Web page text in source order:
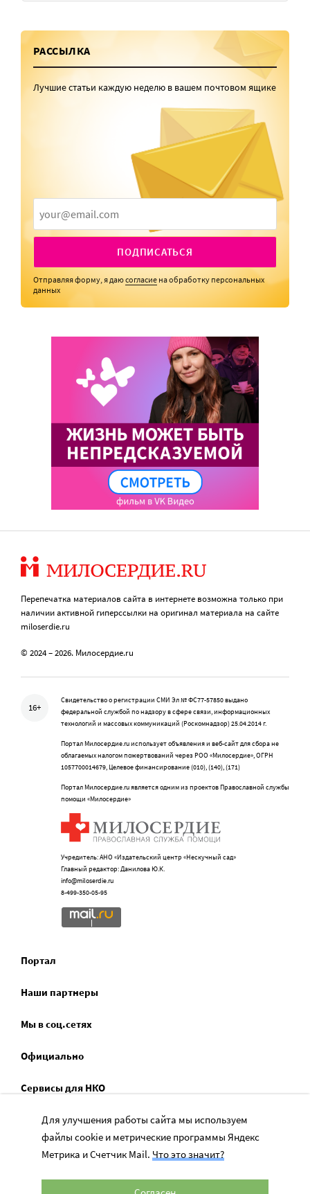
РАССЫЛКА
Лучшие статьи каждую неделю в вашем почтовом ящике
ПОДПИСАТЬСЯ
Отправляя форму, я даюсогласие на обработку персональных
данных
Перепечатка материалов сайта в интернете возможна только при
наличии активной гиперссылки на оригинал материала на сайте
miloserdie.ru
© 2024 – 2026. Милосердие.ru
16+
Свидетельство о регистрации СМИ Эл № ФС77-57850 выдано
федеральной службой по надзору в сфере связи, информационных
технологий и массовых коммуникаций (Роскомнадзор) 25.04.2014 г.
Портал Милосердие.ru использует объявления и веб-сайт для сбора не
облагаемых налогом пожертвований через РОО «Милосердие», ОГРН
1057700014679, Целевое финансирование (010), (140), (171)
Портал Милосердие.ru является одним из проектов Православной службы
помощи «Милосердие»
Учредитель: АНО «Издательский центр «Нескучный сад»
Главный редактор: Данилова Ю.К.
info@miloserdie.ru
8-499-350-05-95
Портал
Наши партнеры
Мы в соц.сетях
Официально
Сервисы для НКО
Спецпроекты
Социальное служение
Для улучшения работы сайта мы используем
файлы cookie и метрические программы Яндекс
Метрика и Счетчик Mail. Что это значит?